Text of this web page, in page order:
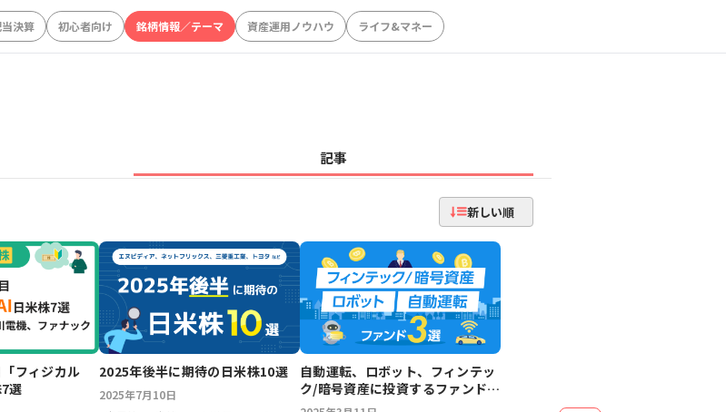
決算 初心者向け 銘柄情報／テーマ 資産運用ノウハウ ライフ&マネー
記事
新しい順
フィジカル
選
2025年後半に期待の日米株10選
2025年7月10日
自動運転、ロボット、フィンテッ
ク/暗号資産に投資するファンド3
選